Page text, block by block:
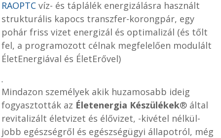
RAOPTC víz- és táplálék energizálásra használt
strukturális kapocs transzfer-korongpár, egy
pohár friss vizet energizál és optimalizál (és tőlt
fel, a programozott célnak megfelelően modulált
ÉletEnergiával és ÉletErővel)
.
Mindazon személyek akik huzamosabb ideig
fogyasztották az Életenergia Készülékek® által
revitalizált életvizet és élővizet, -kivétel nélkül-
jobb egészségről és egészségügyi állapotról, még